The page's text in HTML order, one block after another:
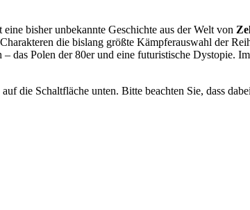
eine bisher unbekannte Geschichte aus der Welt von
die bislang größte Kämpferauswahl der
Polen der 80er und eine futuristische Dystopie.
die Schaltfläche unten. Bitte beachten Sie, dass